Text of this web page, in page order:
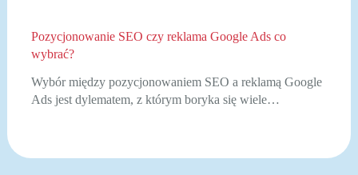
Pozycjonowanie SEO czy reklama Google Ads co
wybrać?
Wybór między pozycjonowaniem SEO a reklamą Google
Ads jest dylematem, z którym boryka się wiele…